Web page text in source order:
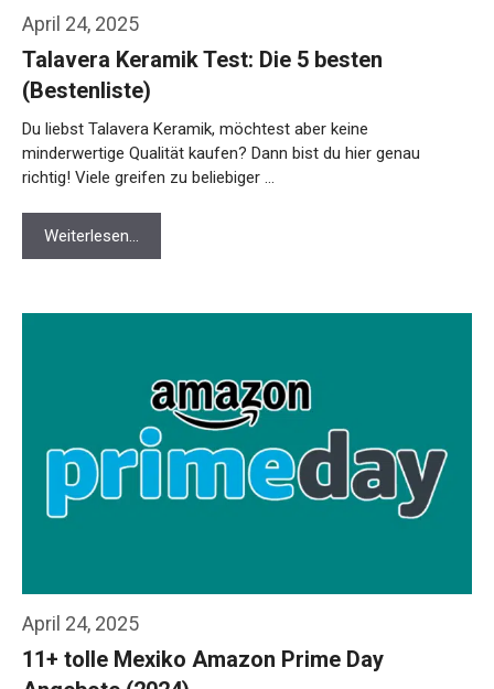
April 24, 2025
Talavera Keramik Test: Die 5 besten
(Bestenliste)
Du liebst Talavera Keramik, möchtest aber keine
minderwertige Qualität kaufen? Dann bist du hier genau
richtig! Viele greifen zu beliebiger …
Weiterlesen…
April 24, 2025
11+ tolle Mexiko Amazon Prime Day